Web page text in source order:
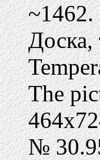
Доска,
The
№